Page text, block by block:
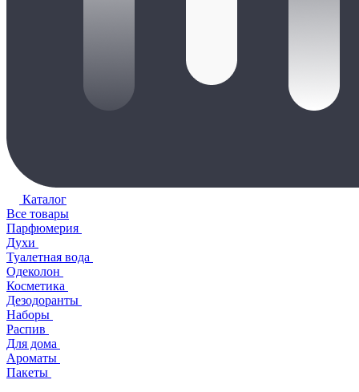
Каталог
Все товары
Парфюмерия
Духи
Туалетная вода
Одеколон
Косметика
Дезодоранты
Наборы
Распив
Для дома
Ароматы
Пакеты